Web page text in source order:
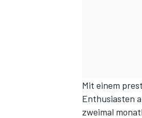
DTM
Mit einem
Enthusiasten
zweimal